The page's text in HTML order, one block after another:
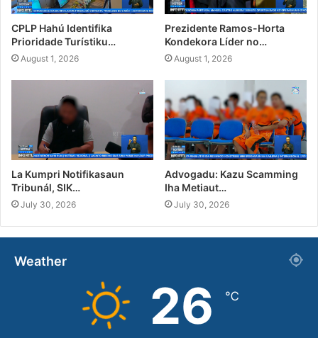
CPLP Hahú Identifika
Prioridade Turístiku…
August 1, 2026
Prezidente Ramos-Horta
Kondekora Líder no…
August 1, 2026
La Kumpri Notifikasaun
Tribunál, SIK…
July 30, 2026
Advogadu: Kazu Scamming
Iha Metiaut…
July 30, 2026
Weather
26 ℃